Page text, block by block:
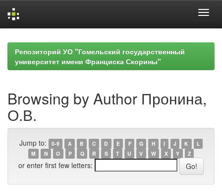
navigationРепозиторий УО "Гомельский государственный
университет имени Франциска Скорины"
Browsing by Author Пронина,
О.В.
Jump to: 0-9 A B C D E F G H I J K
L
M
N O P Q R S T U V W X Y Z
or enter first few letters: